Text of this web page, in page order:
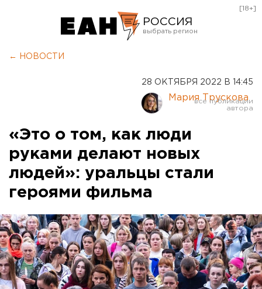
РОССИЯ
Курган
Оренбург
[18+]
← НОВОСТИ
28 ОКТЯБРЯ 2022 В 14:45
Мария Трускова
«Это о том, как люди
руками делают новых
людей»: уральцы стали
героями фильма